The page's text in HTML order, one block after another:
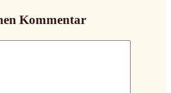
Kommentar